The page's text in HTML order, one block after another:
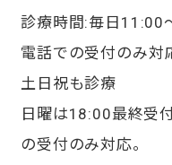
診療時間:毎日11:00
電話での受付のみ対
土日祝も診療
日曜は18:00最終受
の受付のみ対応。